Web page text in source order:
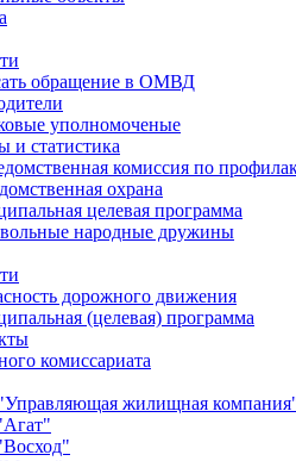
обращение в ОМВД
уполномоченые
и статистика
комиссия по
охрана
целевая программа
народные дружины
дорожного движения
(целевая) программа
комиссариата
жилищная